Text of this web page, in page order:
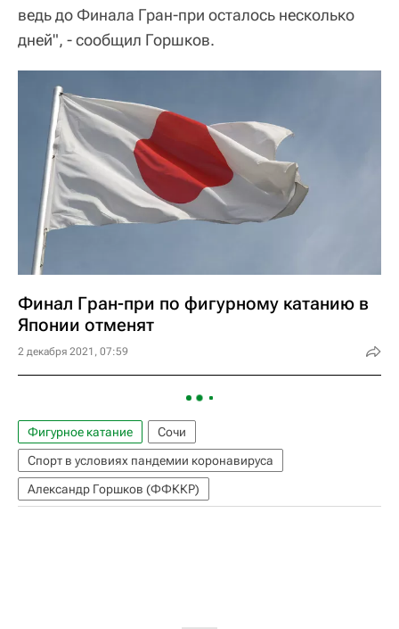
ведь до Финала Гран-при осталось несколько
дней", - сообщил Горшков.
Финал Гран-при по фигурному катанию в
Японии отменят
2 декабря 2021, 07:59
Фигурное катание
Сочи
Спорт в условиях пандемии коронавируса
Александр Горшков (ФФККР)